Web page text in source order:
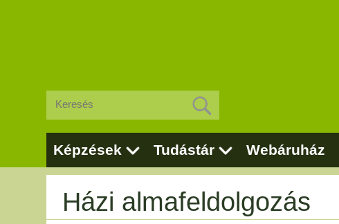
Képzések Tudástár Webáruház
Házi almafeldolgozás